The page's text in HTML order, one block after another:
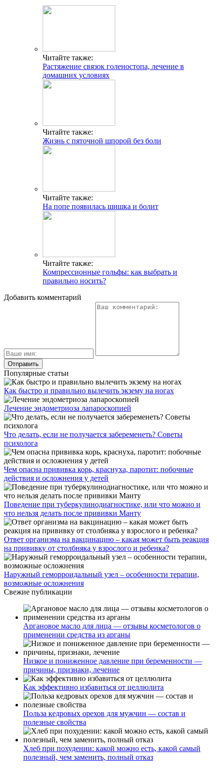
Читайте также:
Растяжение связок голеностопа, лечение в
домашних условиях
Читайте также:
Жизнь с пяточной шпорой без боли
Читайте также:
На попе появилась шишка и болит
Читайте также:
Компрессионные гольфы: как выбрать и
правильно носить?
Добавить комментарий
Популярные статьи
Как быстро и правильно вылечить экзему на ногах
Лечение эндометриоза лапароскопией
Что делать, если не получается забеременеть? Советы
психолога
Чем опасна прививка корь, краснуха, паротит: побочные
действия и осложнения у детей
Поведение при туберкулинодиагностике, или что можно и
что нельзя делать после прививки Манту
Ответ организма на вакцинацию – какая может быть реакция
на прививку от столбняка у взрослого и ребенка?
Наружный геморроидальный узел – особенности терапии,
возможные осложнения
Свежие публикации
Аргановое масло для лица — отзывы косметологов о
применении средства из арганы
Низкое и пониженное давление при беременности —
причины, признаки, лечение
Как эффективно избавиться от целлюлита
Польза кедровых орехов для мужчин — состав и
полезные свойства
Хлеб при похудении: какой можно есть, какой самый
полезный, чем заменить, полный отказ